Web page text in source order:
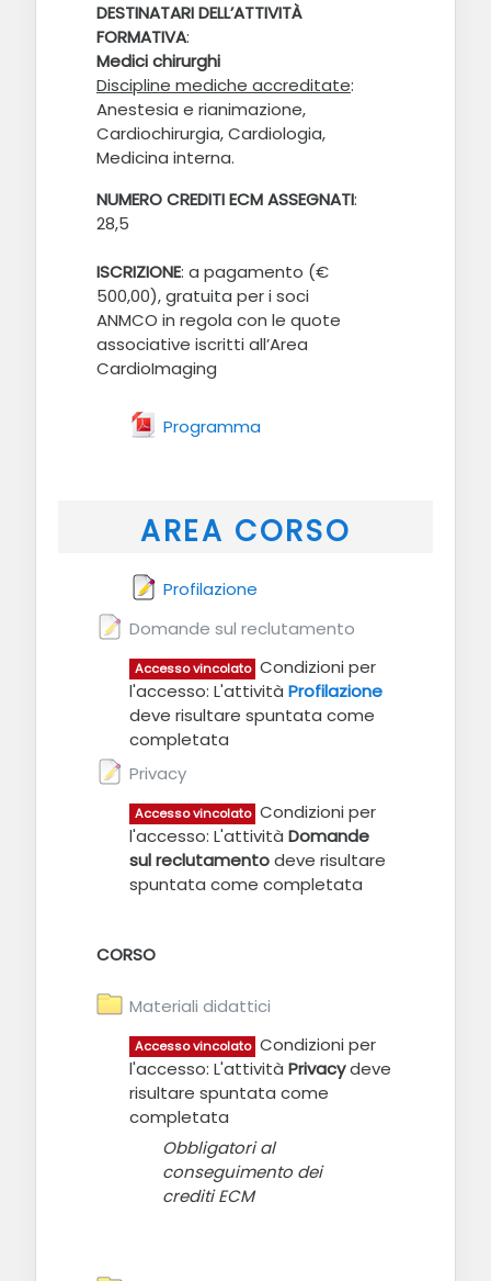
DESTINATARI DELL’ATTIVITÀ
FORMATIVA:
Medici chirurghi
Discipline mediche accreditate:
Anestesia e rianimazione,
Cardiochirurgia, Cardiologia,
Medicina interna.
NUMERO CREDITI ECM ASSEGNATI:
28,5
ISCRIZIONE: a pagamento (€
500,00), gratuita per i soci
ANMCO in regola con le quote
associative iscritti all’Area
CardioImaging
Programma
File
AREA CORSO
ProfilazioneFeedback
Domande sul reclutamento
Accesso vincolato Condizioni per
l'accesso: L'attività Profilazione
deve risultare spuntata come
completata
Privacy
Accesso vincolato Condizioni per
l'accesso: L'attività Domande
sul reclutamentodeve risultare
spuntata come completata
CORSO
Materiali didattici
Accesso vincolato Condizioni per
l'accesso: L'attività Privacydeve
risultare spuntata come
completata
Obbligatori al
conseguimento dei
crediti ECM